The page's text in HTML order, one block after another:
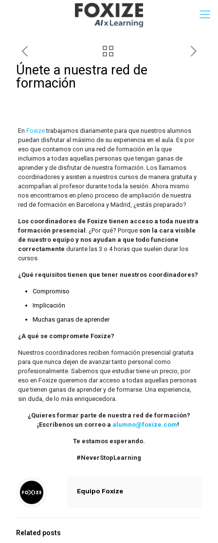
Únete a nuestra red de
formación
En Foxizetrabajamos diariamente para que nuestros alumnos
puedan disfrutar al máximo de su experiencia en el aula. Es por
eso que contamos con una red de formación en la que
incluimos a todas aquellas personas que tengan ganas de
aprender y de disfrutar de nuestra formación. Los llamamos
coordinadores y asisten a nuestros cursos de manera gratuita y
acompañan al profesor durante toda la sesión. Ahora mismo
nos encontramos en pleno proceso de ampliación de nuestra
red de formación en Barcelona y Madrid, ¿estás preparado?
Los coordinadores de Foxize tienen acceso a toda nuestra
formación presencial . ¿Por qué? Porque son la cara visible
de nuestro equipo y nos ayudan a que todo funcione
correctamente durante las 3 o 4 horas que suelen durar los
cursos.
¿Qué requisitos tienen que tener nuestros coordinadores?
Compromiso
Implicación
Muchas ganas de aprender
¿A qué se compromete Foxize?
Nuestros coordinadores reciben formación presencial gratuita
para que nunca dejen de avanzar tanto personal como
profesionalmente. Sabemos que estudiar tiene un precio, por
eso en Foxize queremos dar acceso a todas aquellas personas
que tienen ganas de aprender y de formarse. Una experiencia,
sin duda, de lo más enriquecedora.
¿Quieres formar parte de nuestra red de formación?
¡Escríbenos un correo a alumno@foxize.com!
Te estamos esperando.
#NeverStopLearning
Equipo Foxize
Related posts